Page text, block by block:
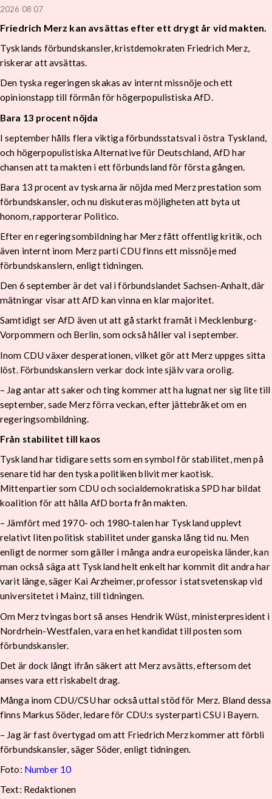
2026 08 07
Friedrich Merz kan avsättas efter ett drygt år vid makten.
Tysklands förbundskansler, kristdemokraten Friedrich Merz,
riskerar att avsättas.
Den tyska regeringen skakas av internt missnöje och ett
opinionstapp till förmån för högerpopulistiska AfD.
Bara 13 procent nöjda
I september hålls flera viktiga förbundsstatsval i östra Tyskland,
och högerpopulistiska Alternative für Deutschland, AfD har
chansen att ta makten i ett förbundsland för första gången.
Bara 13 procent av tyskarna är nöjda med Merz prestation som
förbundskansler, och nu diskuteras möjligheten att byta ut
honom, rapporterar Politico.
Efter en regeringsombildning har Merz fått offentlig kritik, och
även internt inom Merz parti CDU finns ett missnöje med
förbundskanslern, enligt tidningen.
Den 6 september är det val i förbundslandet Sachsen-Anhalt, där
mätningar visar att AfD kan vinna en klar majoritet.
Samtidigt ser AfD även ut att gå starkt framåt i Mecklenburg-
Vorpommern och Berlin, som också håller val i september.
Inom CDU växer desperationen, vilket gör att Merz uppges sitta
löst. Förbundskanslern verkar dock inte själv vara orolig.
– Jag antar att saker och ting kommer att ha lugnat ner sig lite till
september, sade Merz förra veckan, efter jättebråket om en
regeringsombildning.
Från stabilitet till kaos
Tyskland har tidigare setts som en symbol för stabilitet, men på
senare tid har den tyska politiken blivit mer kaotisk.
Mittenpartier som CDU och socialdemokratiska SPD har bildat
koalition för att hålla AfD borta från makten.
– Jämfört med 1970- och 1980-talen har Tyskland upplevt
relativt liten politisk stabilitet under ganska lång tid nu. Men
enligt de normer som gäller i många andra europeiska länder, kan
man också säga att Tyskland helt enkelt har kommit dit andra har
varit länge, säger Kai Arzheimer, professor i statsvetenskap vid
universitetet i Mainz, till tidningen.
Om Merz tvingas bort så anses Hendrik Wüst, ministerpresident i
Nordrhein-Westfalen, vara en het kandidat till posten som
förbundskansler.
Det är dock långt ifrån säkert att Merz avsätts, eftersom det
anses vara ett riskabelt drag.
Många inom CDU/CSU har också uttal stöd för Merz. Bland dessa
finns Markus Söder, ledare för CDU:s systerparti CSU i Bayern.
– Jag är fast övertygad om att Friedrich Merz kommer att förbli
förbundskansler, säger Söder, enligt tidningen.
Foto: Number 10
Text: Redaktionen